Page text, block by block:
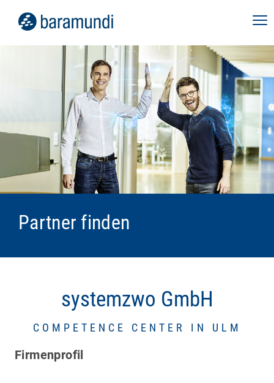
Partner finden
systemzwo GmbH
COMPETENCE CENTER IN ULM
Firmenprofil